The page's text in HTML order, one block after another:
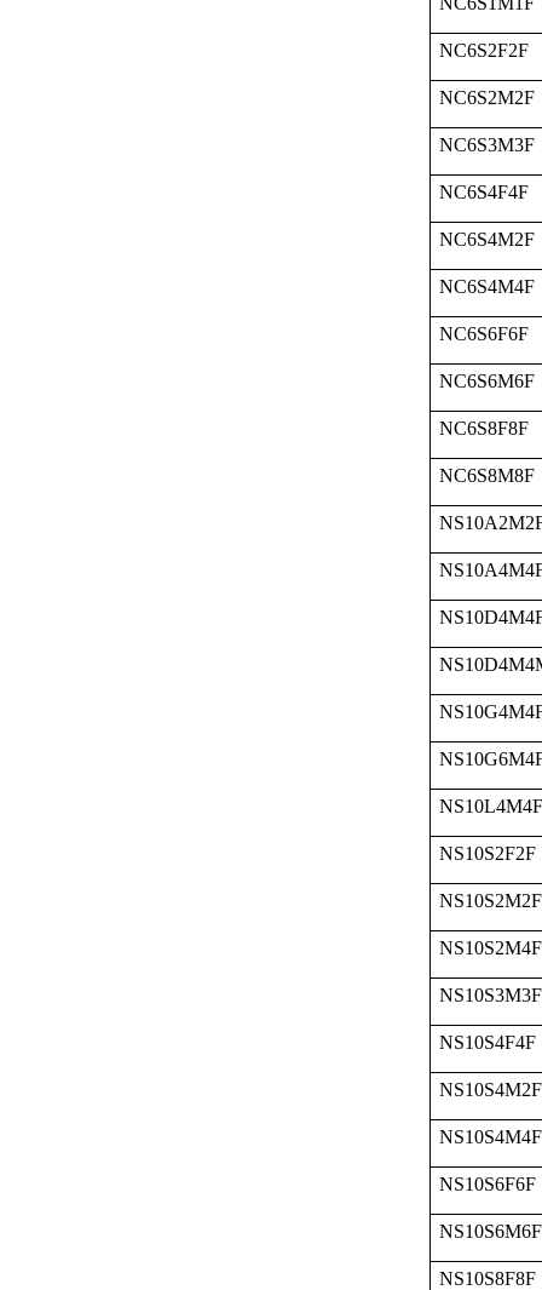
NC6S2F2F
NC6S2M2F
NC6S3M3F
NC6S4F4F
NC6S4M2F
NC6S4M4F
NC6S6F6F
NC6S6M6F
NC6S8F8F
NC6S8M8F
NS10L4M4F
NS10S2F2F
NS10S2M2F
NS10S2M4F
NS10S3M3F
NS10S4F4F
NS10S4M2F
NS10S4M4F
NS10S6F6F
NS10S6M6F
NS10S8F8F